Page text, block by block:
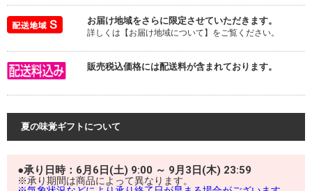
お届け地域をさらに限定させていただきます。
詳しくは【お届け地域について】をご覧ください。
販売税込価格には配送料が含まれております。
夏の味覚ギフトについて
●承り日時：6月6日(土) 9:00 ～ 9月3日(木) 23:59
※承り期間は商品によって異なります。